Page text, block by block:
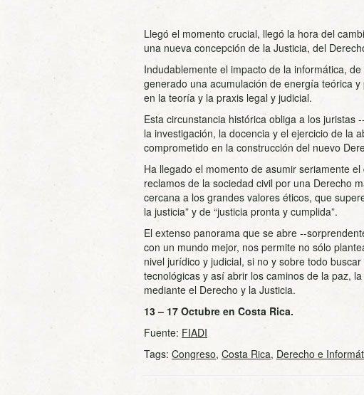
Llegó el momento crucial, llegó la hora del
una nueva concepción de la Justicia, del
Indudablemente el impacto de la informática,
generado una acumulación de energía teórica
en la teoría y la praxis legal y judicial.
Esta circunstancia histórica obliga a los juristas
la investigación, la docencia y el ejercicio de la
comprometido en la construcción del nuevo
Ha llegado el momento de asumir seriamente
reclamos de la sociedad civil por una Derecho
cercana a los grandes valores éticos, que
la justicia” y de “justicia pronta y cumplida”.
El extenso panorama que se abre -­
con un mundo mejor, nos permite no sólo
nivel jurídico y judicial, si no y sobre todo
tecnológicas y así abrir los caminos de la paz,
mediante el Derecho y la Justicia.
13 – 17 Octubre en Costa Rica.
Fuente: FIADI
Tags: Congreso, Costa Rica, Derecho e